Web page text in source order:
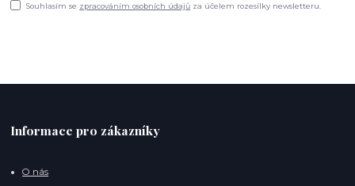
Souhlasím se zpracováním osobních údajů za účelem rozesílky newsletteru.
Informace pro zákazníky
O nás